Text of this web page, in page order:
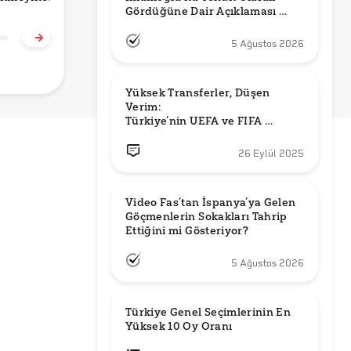
Gösteriyor?
için Saldırdığı
Gördüğüne Dair Açıklaması
5 Ağustos 2026
Yüksek Transferler, Düşen
Verim:
Türkiye’nin UEFA ve FIFA
26 Eylül 2025
Video Fas’tan İspanya’ya Gelen
Göçmenlerin Sokakları Tahrip
Ettiğini mi Gösteriyor?
5 Ağustos 2026
Türkiye Genel Seçimlerinin En
Yüksek 10 Oy Oranı